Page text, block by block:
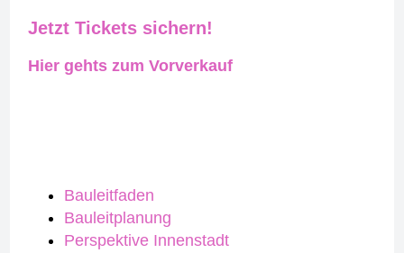
Bauleitfaden
Bauleitplanung
Perspektive Innenstadt
Jetzt Tickets sichern!
Hier gehts zum Vorverkauf